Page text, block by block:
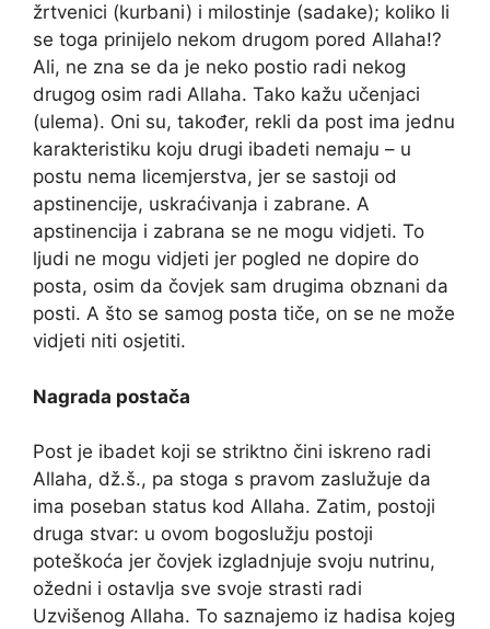
žrtvenici (kurbani) i milostinje (sadake); koliko li
se toga prinijelo nekom drugom pored Allaha!?
Ali, ne zna se da je neko postio radi nekog
drugog osim radi Allaha. Tako kažu učenjaci
(ulema). Oni su, također, rekli da post ima jednu
karakteristiku koju drugi ibadeti nemaju – u
postu nema licemjerstva, jer se sastoji od
apstinencije, uskraćivanja i zabrane. A
apstinencija i zabrana se ne mogu vidjeti. To
ljudi ne mogu vidjeti jer pogled ne dopire do
posta, osim da čovjek sam drugima obznani da
posti. A što se samog posta tiče, on se ne može
vidjeti niti osjetiti.
Nagrada postača
Post je ibadet koji se striktno čini iskreno radi
Allaha, dž.š., pa stoga s pravom zaslužuje da
ima poseban status kod Allaha. Zatim, postoji
druga stvar: u ovom bogoslužju postoji
poteškoća jer čovjek izgladnjuje svoju nutrinu,
ožedni i ostavlja sve svoje strasti radi
Uzvišenog Allaha. To saznajemo iz hadisa kojeg